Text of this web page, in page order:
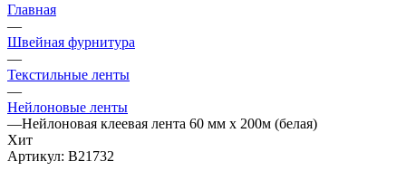
Главная
—
Швейная фурнитура
—
Текстильные ленты
—
Нейлоновые ленты
—Нейлоновая клеевая лента 60 мм х 200м (белая)
Хит
Артикул: B21732